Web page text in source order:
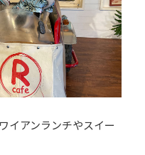
イアンランチやスイー